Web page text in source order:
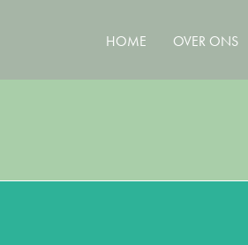
HOME OVER ONS